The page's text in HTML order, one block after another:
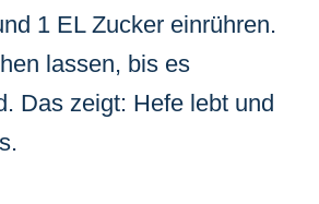
1 EL Zucker einrühren.
lassen, bis es
Das zeigt: Hefe lebt und